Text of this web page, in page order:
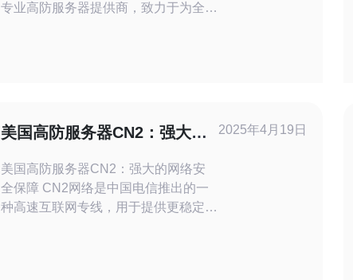
专业高防服务器提供商，致力于为全球
的DDoS防护服务，能够有效防御各种
类型的DDoS攻击，
美国高防服务器CN2：强大的
美国高防服务器CN2：强大的网络安
全保障 CN2网络是中国电信推出的一
种高速互联网专线，用于提供更稳定、
2025年4月19日